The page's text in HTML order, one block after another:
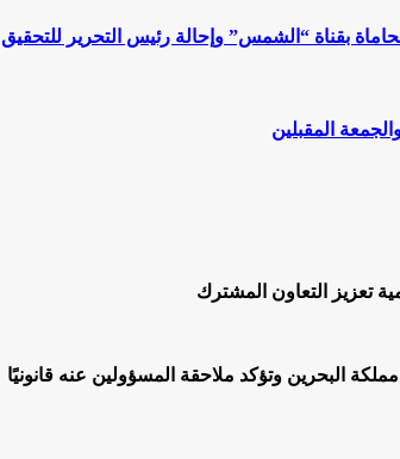
بقناة “الشمس” وإحالة رئيس التحرير للتحقيق
المقبلين
تعزيز التعاون المشترك
البحرين وتؤكد ملاحقة المسؤولين عنه قانونيًا